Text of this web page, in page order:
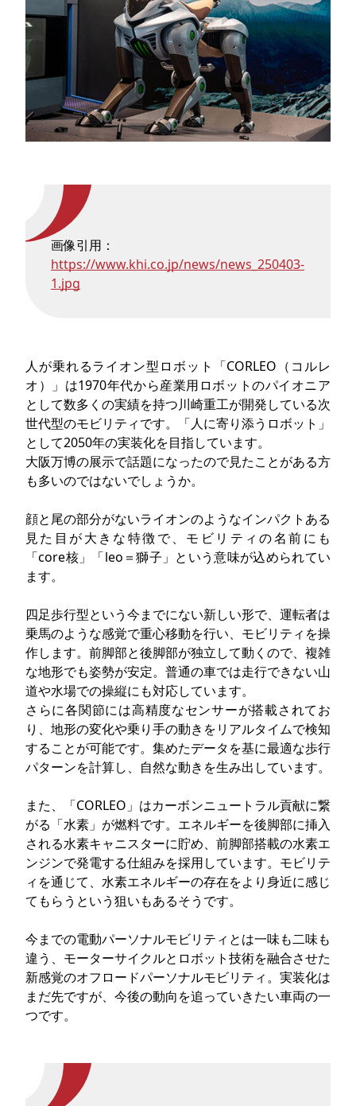
画像引用：
https://www.khi.co.jp/news/news_250403-
1.jpg
人が乗れるライオン型ロボット「CORLEO（コルレ
オ）」は1970年代から産業用ロボットのパイオニア
として数多くの実績を持つ川崎重工が開発している次
世代型のモビリティです。「人に寄り添うロボット」
として2050年の実装化を目指しています。
大阪万博の展示で話題になったので見たことがある方
も多いのではないでしょうか。
顔と尾の部分がないライオンのようなインパクトある
見た目が大きな特徴で、モビリティの名前にも
「core核」「leo＝獅子」という意味が込められてい
ます。
四足歩行型という今までにない新しい形で、運転者は
乗馬のような感覚で重心移動を行い、モビリティを操
作します。前脚部と後脚部が独立して動くので、複雑
な地形でも姿勢が安定。普通の車では走行できない山
道や水場での操縦にも対応しています。
さらに各関節には高精度なセンサーが搭載されてお
り、地形の変化や乗り手の動きをリアルタイムで検知
することが可能です。集めたデータを基に最適な歩行
パターンを計算し、自然な動きを生み出しています。
また、「CORLEO」はカーボンニュートラル貢献に繋
がる「水素」が燃料です。エネルギーを後脚部に挿入
される水素キャニスターに貯め、前脚部搭載の水素エ
ンジンで発電する仕組みを採用しています。モビリテ
ィを通じて、水素エネルギーの存在をより身近に感じ
てもらうという狙いもあるそうです。
今までの電動パーソナルモビリティとは一味も二味も
違う、モーターサイクルとロボット技術を融合させた
新感覚のオフロードパーソナルモビリティ。実装化は
まだ先ですが、今後の動向を追っていきたい車両の一
つです。